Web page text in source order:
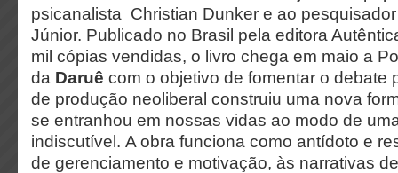
psicanalista Christian Dunker e ao
Júnior. Publicado no Brasil pela editora
mil cópias vendidas, o livro chega em maio a
da Daruê com o objetivo de fomentar o debate
de produção neoliberal construiu uma nova
se entranhou em nossas vidas ao modo de
indiscutível. A obra funciona como antídoto e
de gerenciamento e motivação, às narrativas